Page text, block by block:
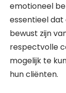
emotioneel
essentieel
bewust zijn
respectvolle
mogelijk te
hun cliënten.